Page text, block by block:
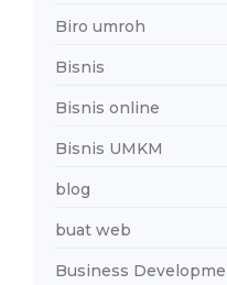
Biro umroh
Bisnis
Bisnis online
Bisnis UMKM
blog
buat web
Business